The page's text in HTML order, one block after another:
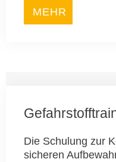
MEHR
Die Schulung zur
sicheren